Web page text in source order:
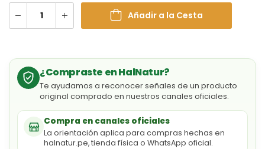
Añadir a la Cesta
¿Compraste en HalNatur?
Te ayudamos a reconocer señales de un producto
original comprado en nuestros canales oficiales.
Compra en canales oficiales
La orientación aplica para compras hechas en
halnatur.pe, tienda física o WhatsApp oficial.